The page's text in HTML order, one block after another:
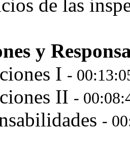
de las
y
I -
II -
-